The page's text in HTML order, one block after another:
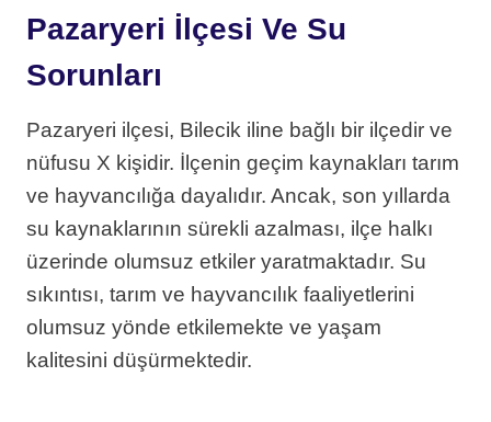
Pazaryeri İlçesi Ve Su
Sorunları
Pazaryeri ilçesi, Bilecik iline bağlı bir ilçedir ve
nüfusu X kişidir. İlçenin geçim kaynakları tarım
ve hayvancılığa dayalıdır. Ancak, son yıllarda
su kaynaklarının sürekli azalması, ilçe halkı
üzerinde olumsuz etkiler yaratmaktadır. Su
sıkıntısı, tarım ve hayvancılık faaliyetlerini
olumsuz yönde etkilemekte ve yaşam
kalitesini düşürmektedir.